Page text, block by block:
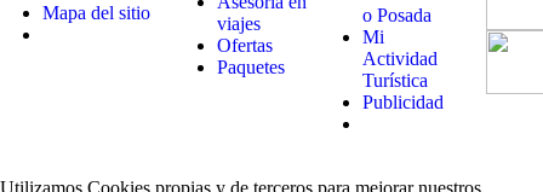
Mapa del sitio
viajes
Ofertas
Paquetes
o Posada
Mi
Actividad
Turística
Publicidad
Utilizamos Cookies propias y de terceros para mejorar nuestros